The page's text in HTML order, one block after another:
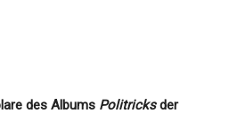
des Albums Politricksder